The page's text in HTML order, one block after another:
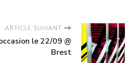
ARTICLE SUIVANT
le 22/09 @
Brest